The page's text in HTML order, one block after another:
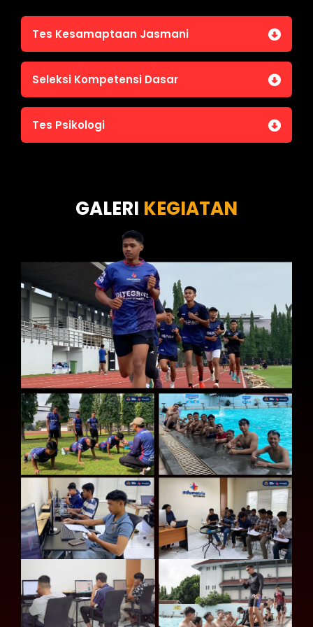
Tes Kesamaptaan Jasmani
Jasmani A (Lari 12 menit)
Jasmani C (Renang)
Seleksi Kompetensi Dasar
Tes Intelegensi Umum
Tes Psikologi
Tes Kepribadian
GALERI KEGIATAN